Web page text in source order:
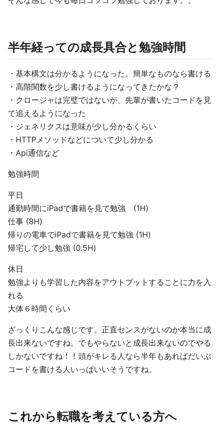
半年経っての成長具合と勉強時間
・基本構文は分かるようになった。簡単なものなら書ける
・高階関数を少し書けるようになってきたかな？
・クロージャは完璧ではないが、先輩が書いたコードを見
て追えるようになった
・ジェネリクスは意味が少し分かるくらい
・HTTPメソッドなどについて少し分かる
・Api通信など
勉強時間
平日
通勤時間にiPadで書籍を見て勉強 (1H)
仕事 (8H)
帰りの電車でiPadで書籍を見て勉強 (1H)
帰宅して少し勉強 (0.5H)
休日
勉強よりも学習した内容をアウトプットすることに力を入
れる
大体６時間くらい
ざっくりこんな感じです。正直センスがないのか本当に成
長出来ないですね。でもやらないと成長出来ないのでやる
しかないですね！！頭がキレる人なら半年もあればだいぶ
コードを書ける人いっぱいいそうですね。
これから転職を考えている方へ